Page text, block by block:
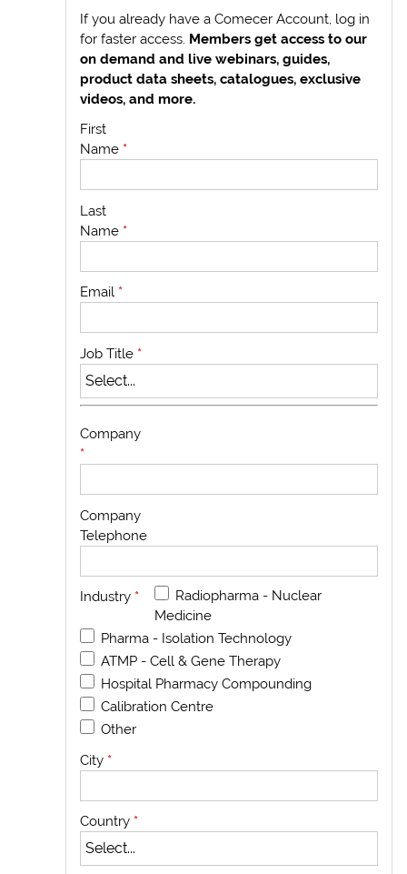
If you already have a Comecer Account, log in
for faster access. Members get access to our
on demand and live webinars, guides,
product data sheets, catalogues, exclusive
videos, and more.
First
Name *
Last
Name *
Email *
Job Title *
Company
*
Company
Telephone
Industry *
Radiopharma - Nuclear
Medicine
Pharma - Isolation Technology
ATMP - Cell & Gene Therapy
Hospital Pharmacy Compounding
Calibration Centre
Other
City *
Country *